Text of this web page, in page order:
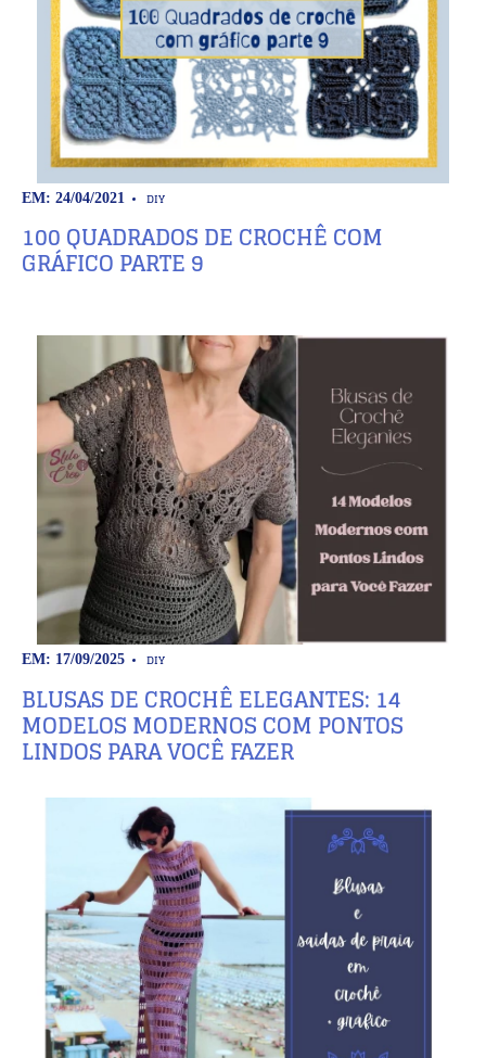
EM: 24/04/2021 DIY
100 QUADRADOS DE CROCHÊ COM
GRÁFICO PARTE 9
EM: 17/09/2025 DIY
BLUSAS DE CROCHÊ ELEGANTES: 14
MODELOS MODERNOS COM PONTOS
LINDOS PARA VOCÊ FAZER